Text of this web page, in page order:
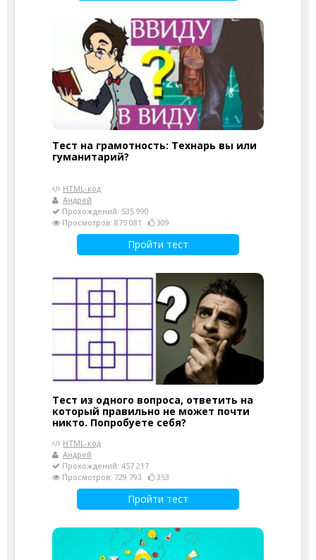
Тест на грамотность: Технарь вы или
гуманитарий?
HTML-код
Андрей
Прохождений: 535 990
Просмотров: 875 081
309
Пройти тест
Тест из одного вопроса, ответить на
который правильно не может почти
никто. Попробуете себя?
HTML-код
Андрей
Прохождений: 457 217
Просмотров: 729 793
353
Пройти тест